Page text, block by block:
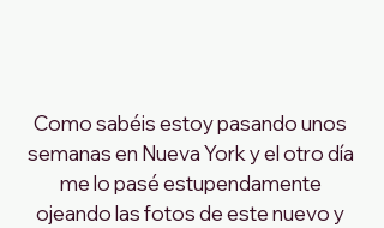
Como sabéis estoy pasando unos
semanas en Nueva York y el otro día
me lo pasé estupendamente
ojeando las fotos de este nuevo y